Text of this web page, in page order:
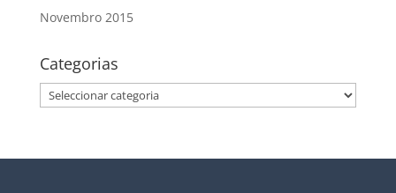
Novembro 2015
Categorias
Categorias